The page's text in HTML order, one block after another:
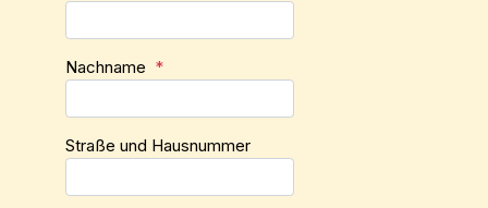
Nachname *
Straße und Hausnummer